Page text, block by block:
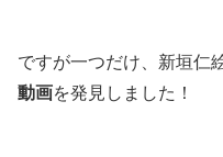
ですが一つだけ、新垣仁
動画を発見しました！